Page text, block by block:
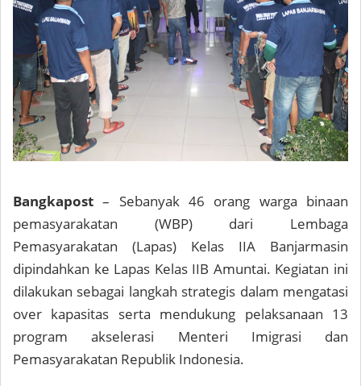
Bangkapost– Sebanyak 46 orang warga binaan
pemasyarakatan (WBP) dari Lembaga
Pemasyarakatan (Lapas) Kelas IIA Banjarmasin
dipindahkan ke Lapas Kelas IIB Amuntai. Kegiatan ini
dilakukan sebagai langkah strategis dalam mengatasi
over kapasitas serta mendukung pelaksanaan 13
program akselerasi Menteri Imigrasi dan
Pemasyarakatan Republik Indonesia.